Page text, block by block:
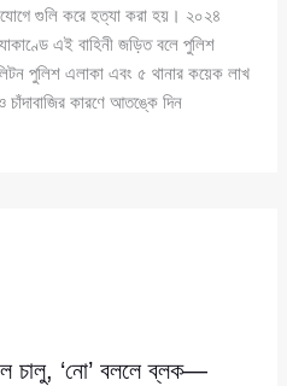
গুলি করে হত্যা করা হয়। ২০২৪
এই বাহিনী জড়িত বলে পুলিশ
পুলিশ এলাকা এবং ৫ থানার কয়েক লাখ
চাঁদাবাজির কারণে আতঙ্কে দিন
চালু, ‘নো’ বললে ব্লক—